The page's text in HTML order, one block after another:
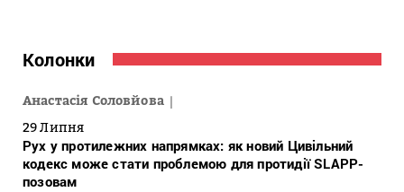
Колонки
Анастасія Соловйова
29 Липня
Рух у протилежних напрямках: як новий Цивільний
кодекс може стати проблемою для протидії SLAPP-
позовам